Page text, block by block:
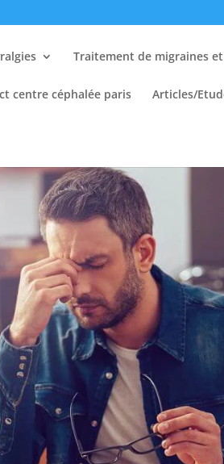
Traitement de migraines
centre céphalée paris Articles/